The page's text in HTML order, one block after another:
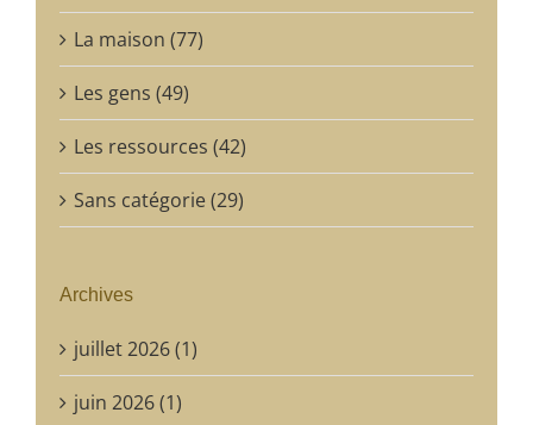
La maison (77)
Les gens (49)
Les ressources (42)
Sans catégorie (29)
Archives
juillet 2026 (1)
juin 2026 (1)